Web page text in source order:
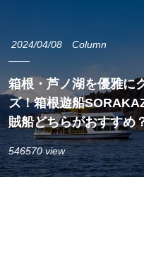
2024/04/08 Column
箱根・芦ノ湖を優雅に
ズ！箱根遊船
賊船どちらがおすすめ
546570 view